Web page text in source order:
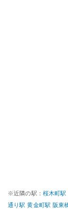
※近隣の駅： 桜木町駅
通り駅 黄金町駅 阪東